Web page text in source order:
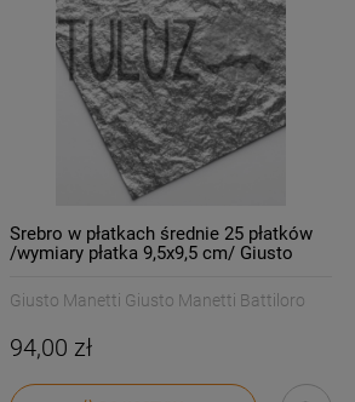
Srebro w płatkach średnie 25 płatków
/wymiary płatka 9,5x9,5 cm/ Giusto
Giusto Manetti Giusto Manetti Battiloro
94,00 zł